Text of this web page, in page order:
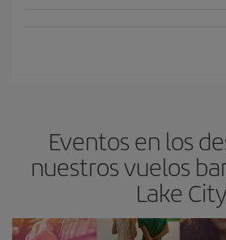
Eventos en los
nuestros vuelos
Lake City